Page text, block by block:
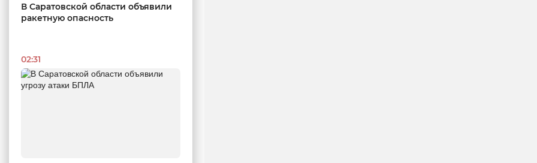
В Саратовской области объявили
ракетную опасность
02:31